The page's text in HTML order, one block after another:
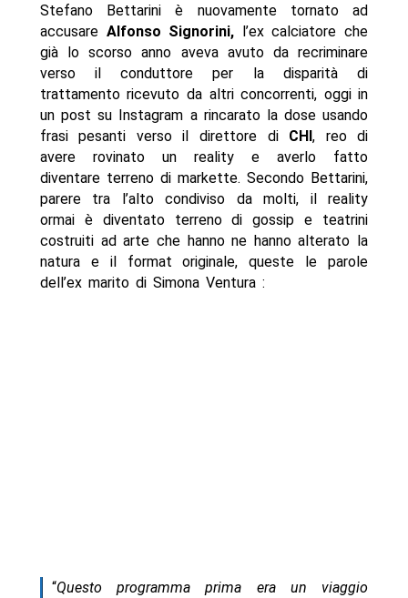
Stefano Bettarini è nuovamente tornato ad
accusare Alfonso Signorini, l’ex calciatore che
già lo scorso anno aveva avuto da recriminare
verso il conduttore per la disparità di
trattamento ricevuto da altri concorrenti, oggi in
un post su Instagram a rincarato la dose usando
frasi pesanti verso il direttore di CHI, reo di
avere rovinato un reality e averlo fatto
diventare terreno di markette. Secondo Bettarini,
parere tra l’alto condiviso da molti, il reality
ormai è diventato terreno di gossip e teatrini
costruiti ad arte che hanno ne hanno alterato la
natura e il format originale, queste le parole
dell’ex marito di Simona Ventura :
“Questo programma prima era un viaggio